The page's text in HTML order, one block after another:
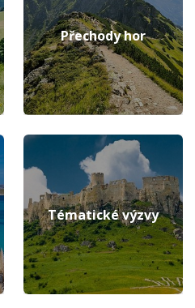
Přechody hor
Tématické výzvy